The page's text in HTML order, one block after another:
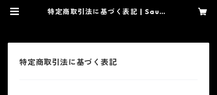
特定商取引法に基づく表記 | Sauna
特定商取引法に基づく表記